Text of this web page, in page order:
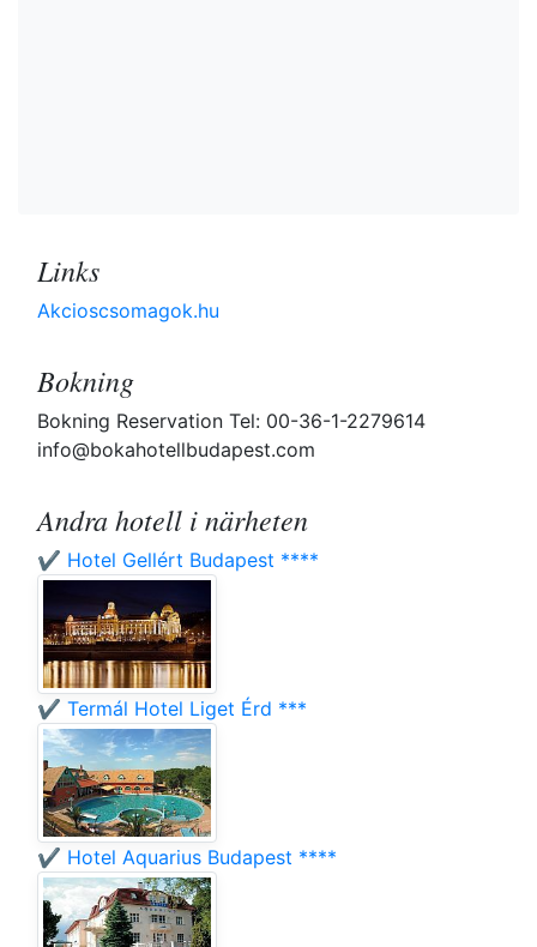
Links
Akcioscsomagok.hu
Bokning
Bokning Reservation Tel: 00-36-1-2279614
info@bokahotellbudapest.com
Andra hotell i närheten
✔️ Hotel Gellért Budapest ****
✔️ Termál Hotel Liget Érd ***
✔️ Hotel Aquarius Budapest ****